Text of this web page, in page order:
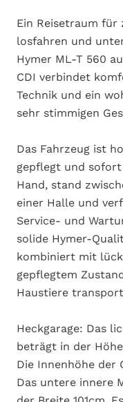
Ein Reisetraum für
losfahren und
Hymer ML-T 560
CDI verbindet
Technik und ein
sehr stimmigen
Das Fahrzeug ist
gepflegt und sofort
Hand, stand
einer Halle und
Service- und
solide Hymer-
kombiniert mit
gepflegtem
Haustiere
Heckgarage: Das
beträgt in der Höhe
Die Innenhöhe der
Das untere innere